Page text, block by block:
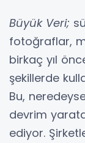
Büyük Veri;
fotoğraflar,
birkaç yıl
şekillerde
Bu,
devrim
ediyor.